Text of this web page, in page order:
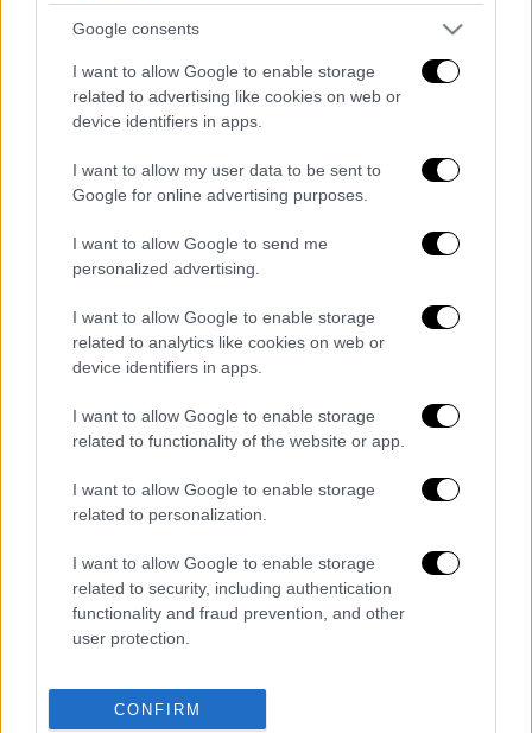
Google consents
I want to allow Google to enable storage
related to advertising like cookies on web or
device identifiers in apps.
I want to allow my user data to be sent to
Google for online advertising purposes.
I want to allow Google to send me
personalized advertising.
I want to allow Google to enable storage
related to analytics like cookies on web or
device identifiers in apps.
I want to allow Google to enable storage
related to functionality of the website or app.
I want to allow Google to enable storage
related to personalization.
I want to allow Google to enable storage
related to security, including authentication
functionality and fraud prevention, and other
user protection.
CONFIRM
Η εκκίνηση του δεύτερου αγώνα της χρονιάς
θα γίνει το απόγευμα του Σαββάτου (9/3,
19.00) στην πίστα της Τζέντα.
Τα σχολιά σας δημοσιεύονται άμεσα με δική σας ευθύνη. Το
ΕΘΝΟΣ θα παρεμβαίνει και τα προσβλητικά σχόλια θα
καταχώρηση
Σοκαριστικό βίντεο από το τροχαίο στις
Σέρρες που σκοτώθηκαν μητέρα και γιος:
Το ΙΧ πέφτει πάνω στο φορτηγό
εμπλοκή» του ΝΑΤΟ σε επιθέσεις σε
ρωσικό έδαφος - Τα ονόματα και ο